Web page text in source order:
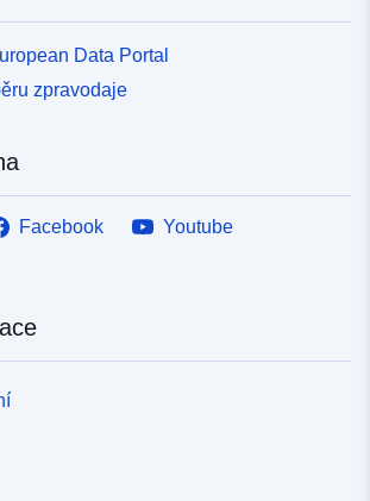
Data Portal
zpravodaje
Facebook
Youtube